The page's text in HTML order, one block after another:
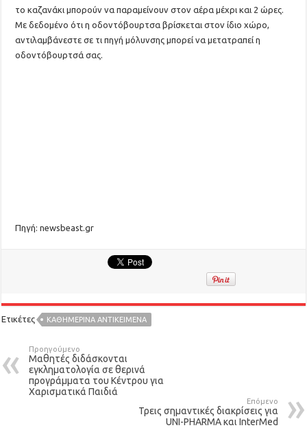
το καζανάκι μπορούν να παραμείνουν στον αέρα μέχρι και 2 ώρες.
Με δεδομένο ότι η οδοντόβουρτσα βρίσκεται στον ίδιο χώρο,
αντιλαμβάνεστε σε τι πηγή μόλυνσης μπορεί να μετατραπεί η
οδοντόβουρτσά σας.
Πηγή: newsbeast.gr
Ετικέτες ΚΑΘΗΜΕΡΙΝΆ ΑΝΤΙΚΕΊΜΕΝΑ
Προηγούμενο
Μαθητές διδάσκονται
εγκληματολογία σε θερινά
προγράμματα του Κέντρου για
Χαρισματικά Παιδιά
Επόμενο
Τρεις σημαντικές διακρίσεις για
UNI-PHARMA και InterMed